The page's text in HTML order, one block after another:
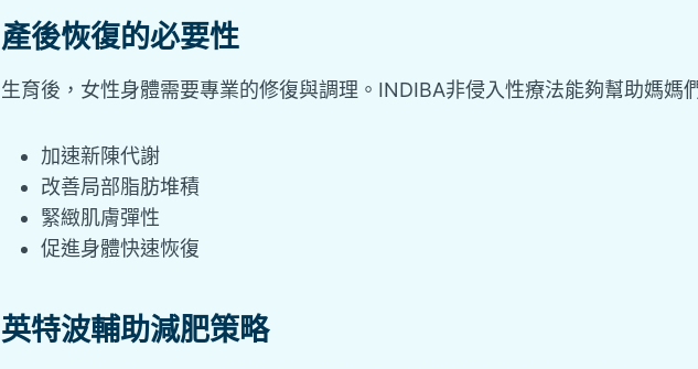
產後恢復的必要性
生育後，女性身體需要專業的修復與調理。INDIBA非侵入性療法能夠幫助媽媽
加速新陳代謝
改善局部脂肪堆積
緊緻肌膚彈性
促進身體快速恢復
英特波輔助減肥策略